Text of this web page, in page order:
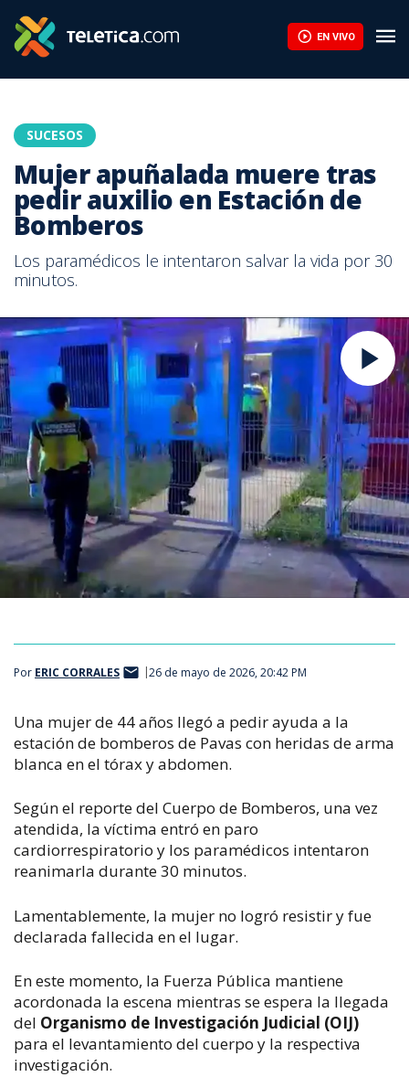
EN VIVO
SUCESOS
Mujer apuñalada muere tras
pedir auxilio en Estación de
Bomberos
Los paramédicos le intentaron salvar la vida por 30
minutos.
Por ERIC CORRALES 26 de mayo de 2026, 20:42 PM
Una mujer de 44 años llegó a pedir ayuda a la
estación de bomberos de Pavas con heridas de arma
blanca en el tórax y abdomen.
Según el reporte del Cuerpo de Bomberos, una vez
atendida, la víctima entró en paro
cardiorrespiratorio y los paramédicos intentaron
reanimarla durante 30 minutos.
Lamentablemente, la mujer no logró resistir y fue
declarada fallecida en el lugar.
En este momento, la Fuerza Pública mantiene
acordonada la escena mientras se espera la llegada
del Organismo de Investigación Judicial (OIJ)
para el levantamiento del cuerpo y la respectiva
investigación.